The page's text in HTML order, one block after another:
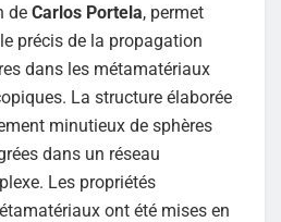
de Carlos Portela, permet
précis de la propagation
dans les métamatériaux
La structure élaborée
minutieux de sphères
dans un réseau
Les propriétés
ont été mises en